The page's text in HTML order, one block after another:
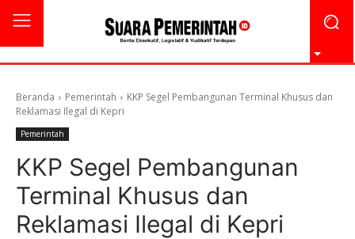
Beranda Pemerintah
KKP Segel Pembangunan Terminal Khusus dan
Reklamasi Ilegal di Kepri
Pemerintah
KKP Segel Pembangunan
Terminal Khusus dan
Reklamasi Ilegal di Kepri